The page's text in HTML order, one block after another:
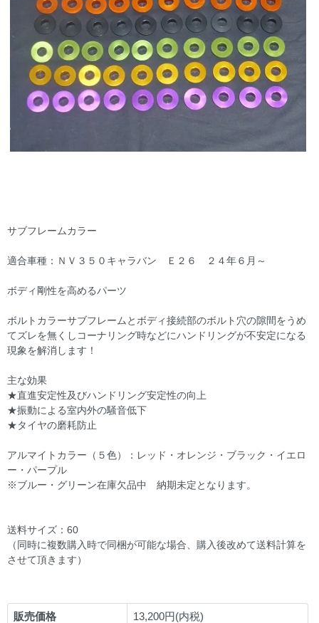
サブフレームカラー
適合車種：ＮＶ３５０キャラバン Ｅ２６ ２４年６月～
ボディ剛性を高めるパーツ
ボルトカラーサブフレームとボディ接続部のボルト穴の隙間をうめ
てズレを無くしコーナリング時などにハンドリングが不安定になる
現象を解消します！
主な効果
★直進安定性及びハンドリング安定性の向上
★振動による室内外の騒音低下
★タイヤの磨耗防止
アルマイトカラー（５色）：レッド・オレンジ・ブラック・イエロ
ー・パープル
※ブルー・グリーン在庫欠品中 納期未定となります。
送料サイズ：60
（同時に複数購入時で同梱が可能な場合、購入後改めて送料計算を
させて頂きます）
販売価格 13,200円(内税)